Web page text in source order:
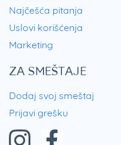
Najčešća pitanja
Uslovi korišćenja
Marketing
ZA SMEŠTAJE
Dodaj svoj smeštaj
Prijavi grešku